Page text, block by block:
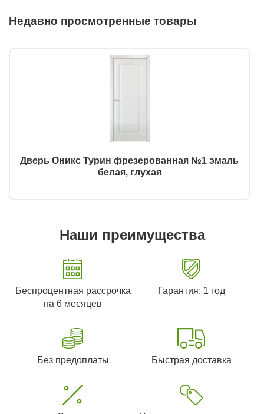
Недавно просмотренные товары
Дверь Оникс Турин фрезерованная №1 эмаль
белая, глухая
Наши преимущества
Беспроцентная рассрочка
на 6 месяцев
Гарантия: 1 год
Без предоплаты Быстрая доставка